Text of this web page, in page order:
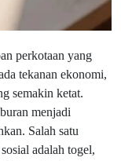
perkotaan yang
tekanan ekonomi,
semakin ketat.
menjadi
Salah satu
adalah togel,